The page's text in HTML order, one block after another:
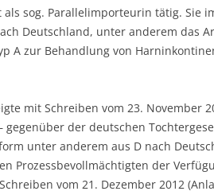
als sog. Parallelimporteurin tätig. Sie
Deutschland, unter anderem das
A zur Behandlung von
mit Schreiben vom 23. November
der deutschen
unter anderem aus D nach
Prozessbevollmächtigten der
vom 21. Dezember 2012